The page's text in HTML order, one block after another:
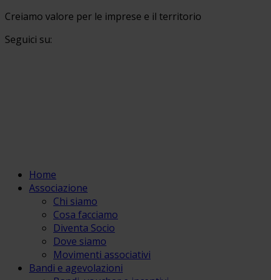
Creiamo valore per le imprese e il territorio
Seguici su:
Home
Associazione
Chi siamo
Cosa facciamo
Diventa Socio
Dove siamo
Movimenti associativi
Bandi e agevolazioni